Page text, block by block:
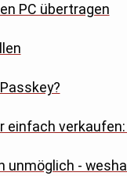
PC übertragen
einfach
unmöglich -